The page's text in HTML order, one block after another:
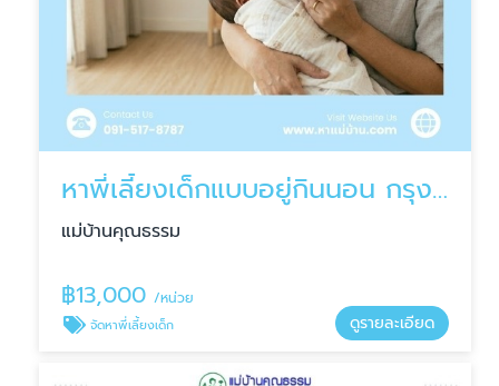
หาพี่เลี้ยงเด็กแบบอยู่กินนอน กรุงเทพ
แม่บ้านคุณธรรม
฿13,000 /หน่วย
จัดหาพี่เลี้ยงเด็ก ดูรายละเอียด